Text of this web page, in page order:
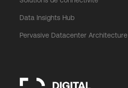
Data Insights Hub
Pervasive Datacenter Architecture